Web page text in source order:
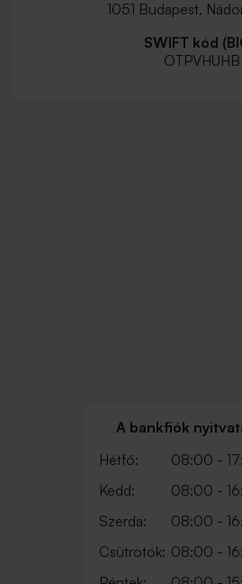
1051 Budapest,
SWIFT kód
OTPVHUHB
A bankfiók
Hétfő:
08:00 -
Kedd:
08:00 -
Szerda:
08:00 -
Csütrötök: 08:00 -